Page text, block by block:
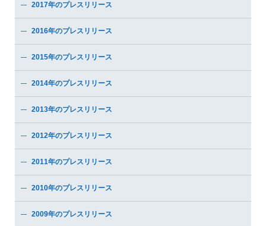
2017年のプレスリリース
2016年のプレスリリース
2015年のプレスリリース
2014年のプレスリリース
2013年のプレスリリース
2012年のプレスリリース
2011年のプレスリリース
2010年のプレスリリース
2009年のプレスリリース